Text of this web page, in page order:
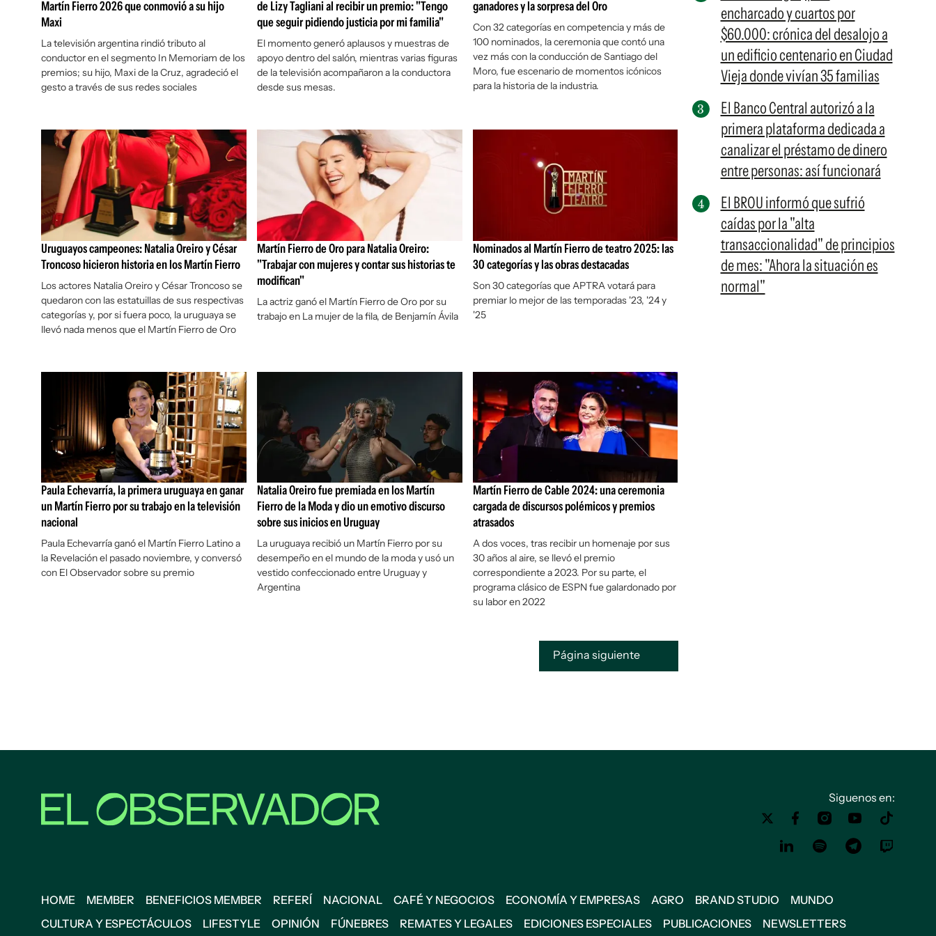
Martín Fierro 2026 que conmovió a su hijo
Maxi
La televisión argentina rindió tributo al
conductor en el segmento In Memoriam de los
premios; su hijo, Maxi de la Cruz, agradeció el
gesto a través de sus redes sociales
de Lizy Tagliani al recibir un premio: "Tengo
que seguir pidiendo justicia por mi familia"
El momento generó aplausos y muestras de
apoyo dentro del salón, mientras varias figuras
de la televisión acompañaron a la conductora
desde sus mesas.
ganadores y la sorpresa del Oro
Con 32 categorías en competencia y más de
100 nominados, la ceremonia que contó una
vez más con la conducción de Santiago del
Moro, fue escenario de momentos icónicos
para la historia de la industria.
Uruguayos campeones: Natalia Oreiro y César
Troncoso hicieron historia en los Martín Fierro
Los actores Natalia Oreiro y César Troncoso se
quedaron con las estatuillas de sus respectivas
categorías y, por si fuera poco, la uruguaya se
llevó nada menos que el Martín Fierro de Oro
Martín Fierro de Oro para Natalia Oreiro:
"Trabajar con mujeres y contar sus historias te
modifican"
La actriz ganó el Martín Fierro de Oro por su
trabajo en La mujer de la fila, de Benjamín Ávila
Nominados al Martín Fierro de teatro 2025: las
30 categorías y las obras destacadas
Son 30 categorías que APTRA votará para
premiar lo mejor de las temporadas '23, '24 y
'25
Paula Echevarría, la primera uruguaya en ganar
un Martín Fierro por su trabajo en la televisión
nacional
Paula Echevarría ganó el Martín Fierro Latino a
la Revelación el pasado noviembre, y conversó
con El Observador sobre su premio
Natalia Oreiro fue premiada en los Martín
Fierro de la Moda y dio un emotivo discurso
sobre sus inicios en Uruguay
La uruguaya recibió un Martín Fierro por su
desempeño en el mundo de la moda y usó un
vestido confeccionado entre Uruguay y
Argentina
Martín Fierro de Cable 2024: una ceremonia
cargada de discursos polémicos y premios
atrasados
A dos voces, tras recibir un homenaje por sus
30 años al aire, se llevó el premio
correspondiente a 2023. Por su parte, el
programa clásico de ESPN fue galardonado por
su labor en 2022
Página siguiente
encharcado y cuartos por
$60.000: crónica del desalojo a
un edificio centenario en Ciudad
Vieja donde vivían 35 familias
El Banco Central autorizó a la
primera plataforma dedicada a
canalizar el préstamo de dinero
entre personas: así funcionará
El BROU informó que sufrió
caídas por la "alta
transaccionalidad" de principios
de mes: "Ahora la situación es
normal"
Siguenos en:
HOME MEMBER BENEFICIOS MEMBER REFERÍ NACIONAL CAFÉ Y NEGOCIOS ECONOMÍA Y EMPRESAS AGRO BRAND STUDIO
MUNDO
CULTURA Y ESPECTÁCULOS
LIFESTYLE OPINIÓN FÚNEBRES REMATES Y LEGALES EDICIONES ESPECIALES PUBLICACIONES NEWSLETTERS